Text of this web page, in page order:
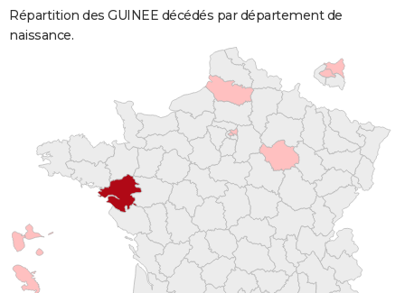
Répartition des GUINEE décédés par département de
naissance.